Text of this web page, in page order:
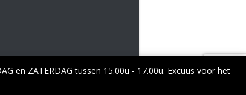
en ZATERDAG tussen 15.00u - 17.00u. Excuus voor het